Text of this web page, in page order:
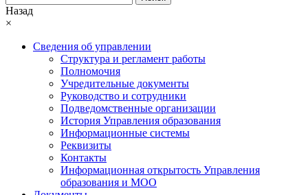
Назад
×
Сведения об управлении
Структура и регламент работы
Полномочия
Учредительные документы
Руководство и сотрудники
Подведомственные организации
История Управления образования
Информационные системы
Реквизиты
Контакты
Информационная открытость Управления
образования и МОО